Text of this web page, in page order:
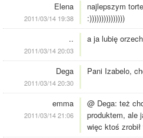
Elena
2011/03/14 19:38
najlepszym
:)))))))))))))))
..
2011/03/14 20:03
a ja lubię
Dega
2011/03/14 20:30
Pani Izabelo,
emma
2011/03/14 21:06
@ Dega: też
produktem, ale
więc ktoś